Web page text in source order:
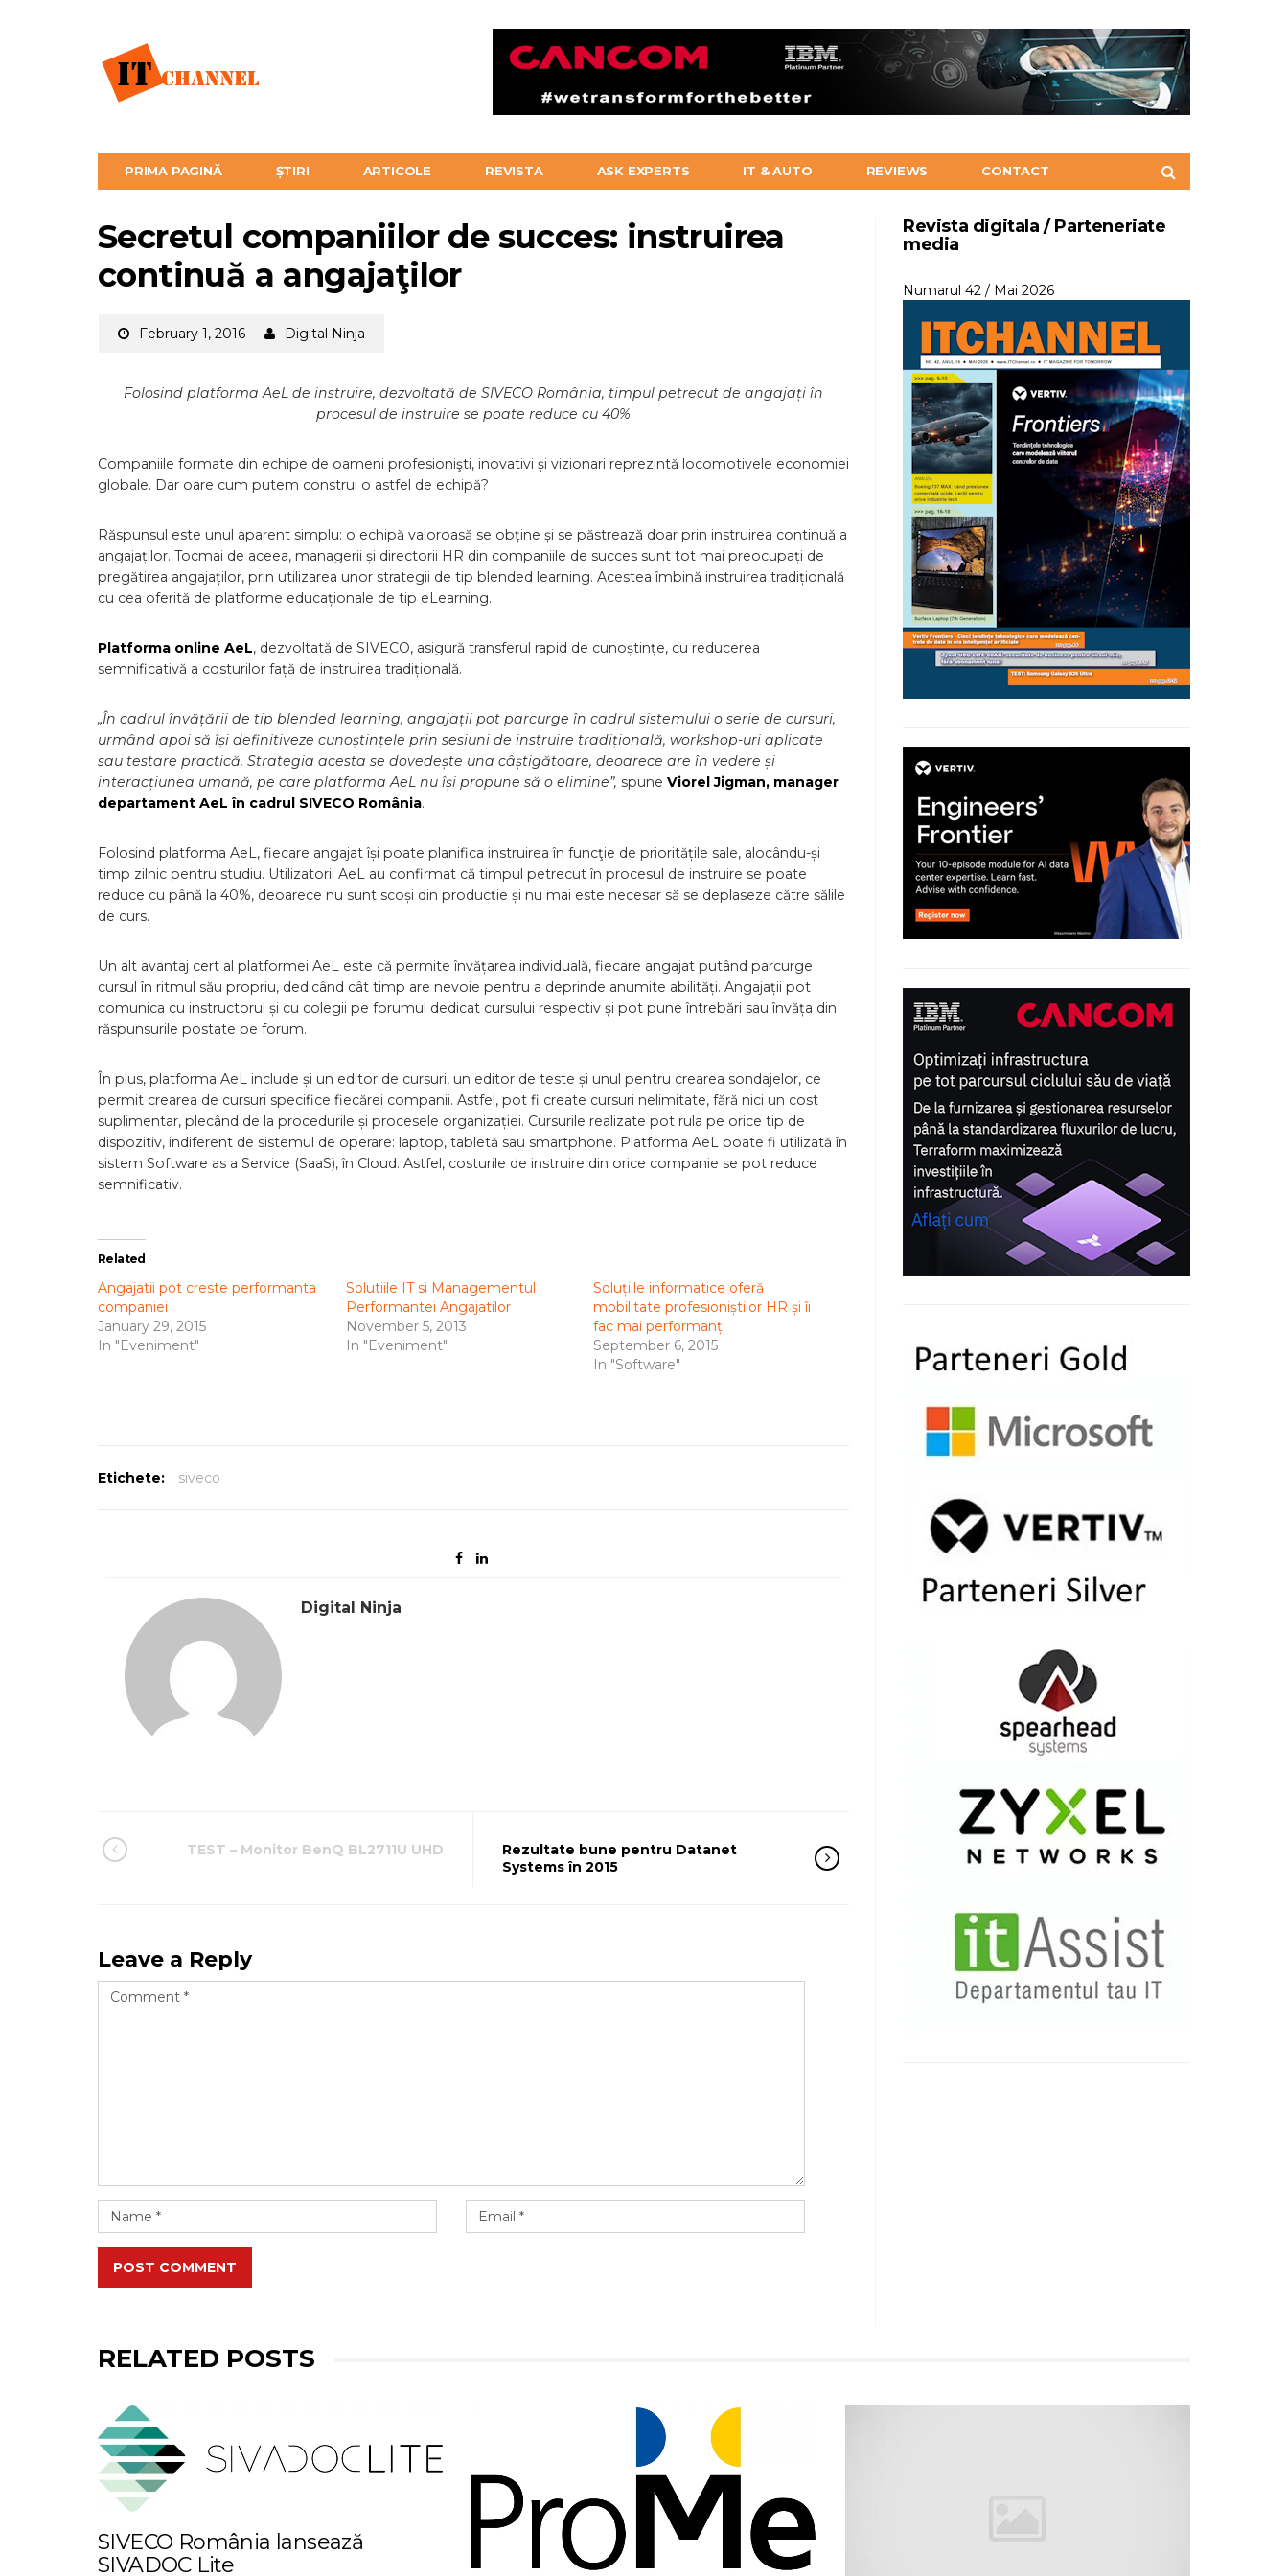
PRIMA PAGINĂ ȘTIRI ARTICOLE REVISTA ASK EXPERTS IT & AUTO REVIEWS CONTACT
Secretul companiilor de succes: instruirea
continuă a angajaţilor
February 1, 2016 Digital Ninja
Folosind platforma AeL de instruire, dezvoltată de SIVECO România, timpul petrecut de angajați în
procesul de instruire se poate reduce cu 40%
Companiile formate din echipe de oameni profesionişti, inovativi și vizionari reprezintă locomotivele economiei
globale. Dar oare cum putem construi o astfel de echipă?
Răspunsul este unul aparent simplu: o echipă valoroasă se obține și se păstrează doar prin instruirea continuă a
angajaților. Tocmai de aceea, managerii și directorii HR din companiile de succes sunt tot mai preocupați de
pregătirea angajaților, prin utilizarea unor strategii de tip blended learning. Acestea îmbină instruirea tradițională
cu cea oferită de platforme educaționale de tip eLearning.
Platforma online AeL, dezvoltată de SIVECO, asigură transferul rapid de cunoștințe, cu reducerea
semnificativă a costurilor față de instruirea tradițională.
„În cadrul învățării de tip blended learning, angajații pot parcurge în cadrul sistemului o serie de cursuri,
urmând apoi să își definitiveze cunoștințele prin sesiuni de instruire tradițională, workshop-uri aplicate
sau testare practică. Strategia acesta se dovedește una câștigătoare, deoarece are în vedere și
interacțiunea umană, pe care platforma AeL nu își propune să o elimine”, spune Viorel Jigman, manager
departament AeL în cadrul SIVECO România.
Folosind platforma AeL, fiecare angajat își poate planifica instruirea în funcţie de prioritățile sale, alocându-și
timp zilnic pentru studiu. Utilizatorii AeL au confirmat că timpul petrecut în procesul de instruire se poate
reduce cu până la 40%, deoarece nu sunt scoși din producție și nu mai este necesar să se deplaseze către sălile
de curs.
Un alt avantaj cert al platformei AeL este că permite învățarea individuală, fiecare angajat putând parcurge
cursul în ritmul său propriu, dedicând cât timp are nevoie pentru a deprinde anumite abilități. Angajații pot
comunica cu instructorul și cu colegii pe forumul dedicat cursului respectiv și pot pune întrebări sau învăța din
răspunsurile postate pe forum.
În plus, platforma AeL include și un editor de cursuri, un editor de teste și unul pentru crearea sondajelor, ce
permit crearea de cursuri specifice fiecărei companii. Astfel, pot fi create cursuri nelimitate, fără nici un cost
suplimentar, plecând de la procedurile și procesele organizației. Cursurile realizate pot rula pe orice tip de
dispozitiv, indiferent de sistemul de operare: laptop, tabletă sau smartphone. Platforma AeL poate fi utilizată în
sistem Software as a Service (SaaS), în Cloud. Astfel, costurile de instruire din orice companie se pot reduce
semnificativ.
Related
Angajatii pot creste performanta
companiei
January 29, 2015
In "Eveniment"
Solutiile IT si Managementul
Performantei Angajatilor
November 5, 2013
In "Eveniment"
Soluțiile informatice oferă
mobilitate profesioniștilor HR și îi
fac mai performanți
September 6, 2015
In "Software"
Etichete: siveco
Digital Ninja
TEST – Monitor BenQ BL2711U UHD
Rezultate bune pentru Datanet
Systems în 2015
Leave a Reply
POST COMMENT
Revista digitala / Parteneriate
media
Numarul 42 / Mai 2026
RELATED POSTS
SIVECO România lansează
SIVADOC Lite